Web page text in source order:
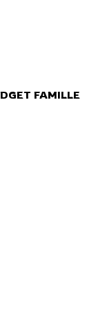
FAMILLE